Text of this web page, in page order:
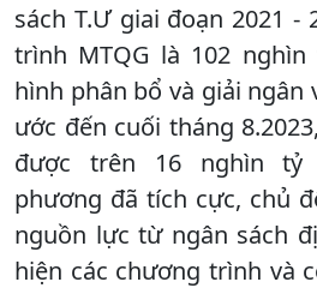
sách T.Ư giai đoạn 2021 -
trình MTQG là 102
hình phân bổ và giải ngân
ước đến cuối tháng
được trên 16 nghìn tỷ
phương đã tích cực, chủ
nguồn lực từ ngân sách
hiện các chương trình và